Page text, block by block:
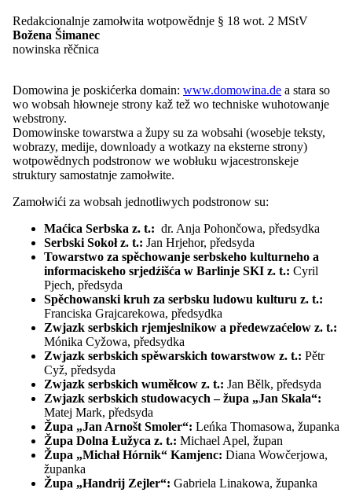
Sotra.app
Herbstwo Łužicy
Počesćenja
Přehlad: Počesćenja
Myto Domowiny
Myto za hospodarstwo
Serbski dudak
Wo Serbach
Přehlad: Wo Serbach
Stawizny
Serbska rěč
Imaterielne kulturne herbstwo
Prawniske zakłady
Serbske lipowe łopješko
Naprašowanje Łužiski monitor
Informacije a materialije
Přehlad: Informacije a materialije
Adresy a resursy
Přełožowanje
Dokumenty a medije
Publikacije
Nowinarstwo
Přehlad: Nowinarstwo
Zdźělenki medijam
Kontakt
kontrast
pismo
Lochka rěč
Redakcionalnje zamołwita wotpowědnje § 18 wot. 2 MStV
Božena Šimanec
nowinska rěčnica
Domowina je poskićerka domain: www.domowina.de a stara so
wo wobsah hłowneje strony kaž tež wo techniske wuhotowanje
webstrony.
Domowinske towarstwa a župy su za wobsahi (wosebje teksty,
wobrazy, medije, downloady a wotkazy na eksterne strony)
wotpowědnych podstronow we wobłuku wjacestronskeje
struktury samostatnje zamołwite.
Zamołwići za wobsah jednotliwych podstronow su:
Maćica Serbska z. t.: dr. Anja Pohončowa, předsydka
Serbski Sokoł z. t.: Jan Hrjehor, předsyda
Towarstwo za spěchowanje serbskeho kulturneho a
informaciskeho srjedźišća w Barlinje SKI z. t.: Cyril
Pjech, předsyda
Spěchowanski kruh za serbsku ludowu kulturu z. t.:
Franciska Grajcarekowa, předsydka
Zwjazk serbskich rjemjeslnikow a předewzaćelow z. t.:
Mónika Cyžowa, předsydka
Zwjazk serbskich spěwarskich towarstwow z. t.: Pětr
Cyž, předsyda
Zwjazk serbskich wuměłcow z. t.: Jan Bělk, předsyda
Zwjazk serbskich studowacych – župa „Jan Skala“:
Matej Mark, předsyda
Župa „Jan Arnošt Smoler“: Leńka Thomasowa, županka
Župa Dolna Łužyca z. t.: Michael Apel, župan
Župa „Michał Hórnik“ Kamjenc: Diana Wowčerjowa,
županka
Župa „Handrij Zejler“: Gabriela Linakowa, županka